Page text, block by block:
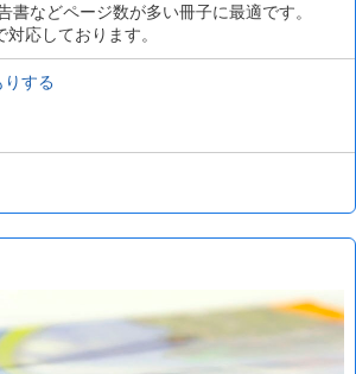
書などページ数が多い冊子に最適です。
応しております。
りする